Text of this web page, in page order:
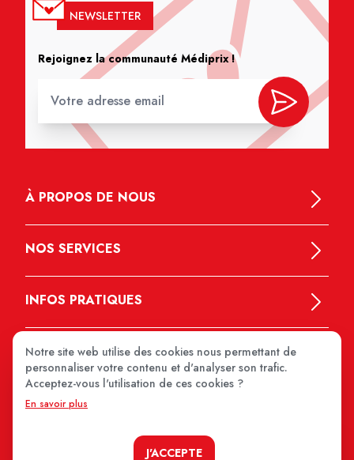
NEWSLETTER
Rejoignez la communauté Médiprix !
À PROPOS DE NOUS
NOS SERVICES
INFOS PRATIQUES
Notre site web utilise des cookies nous permettant de
personnaliser votre contenu et d'analyser son trafic.
Acceptez-vous l'utilisation de ces cookies ?
En savoir plus
J'ACCEPTE